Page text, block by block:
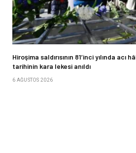
Hiroşima saldırısının 81’inci yılında acı
tarihinin kara lekesi anıldı
6 AĞUSTOS 2026